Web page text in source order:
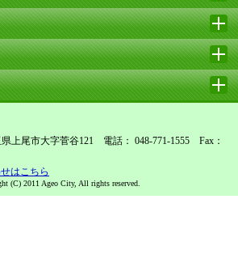
上尾市大字菅谷121 電話： 048-771-1555 Fax：
はこちら
(C) 2011 Ageo City, All rights reserved.